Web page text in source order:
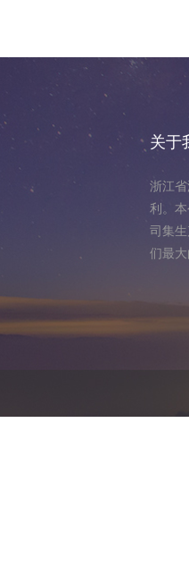
关于
浙江
利。
司集
们最